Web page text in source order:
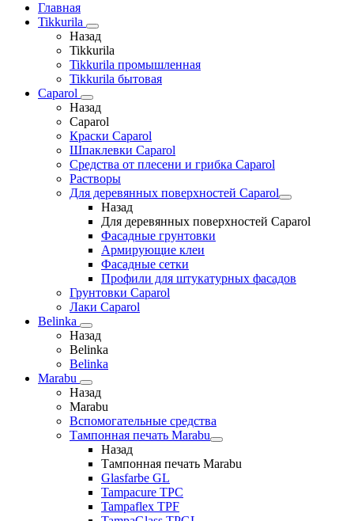
Главная
Tikkurila
Назад
Tikkurila
Tikkurila промышленная
Tikkurila бытовая
Caparol
Назад
Caparol
Краски Caparol
Шпаклевки Caparol
Средства от плесени и грибка Caparol
Растворы
Для деревянных поверхностей Caparol
Назад
Для деревянных поверхностей Caparol
Фасадные грунтовки
Армирующие клеи
Фасадные сетки
Профили для штукатурных фасадов
Грунтовки Caparol
Лаки Caparol
Belinka
Назад
Belinka
Belinka
Marabu
Назад
Marabu
Вспомогательные средства
Тампонная печать Marabu
Назад
Тампонная печать Marabu
Glasfarbe GL
Tampacure TPC
Tampaflex TPF